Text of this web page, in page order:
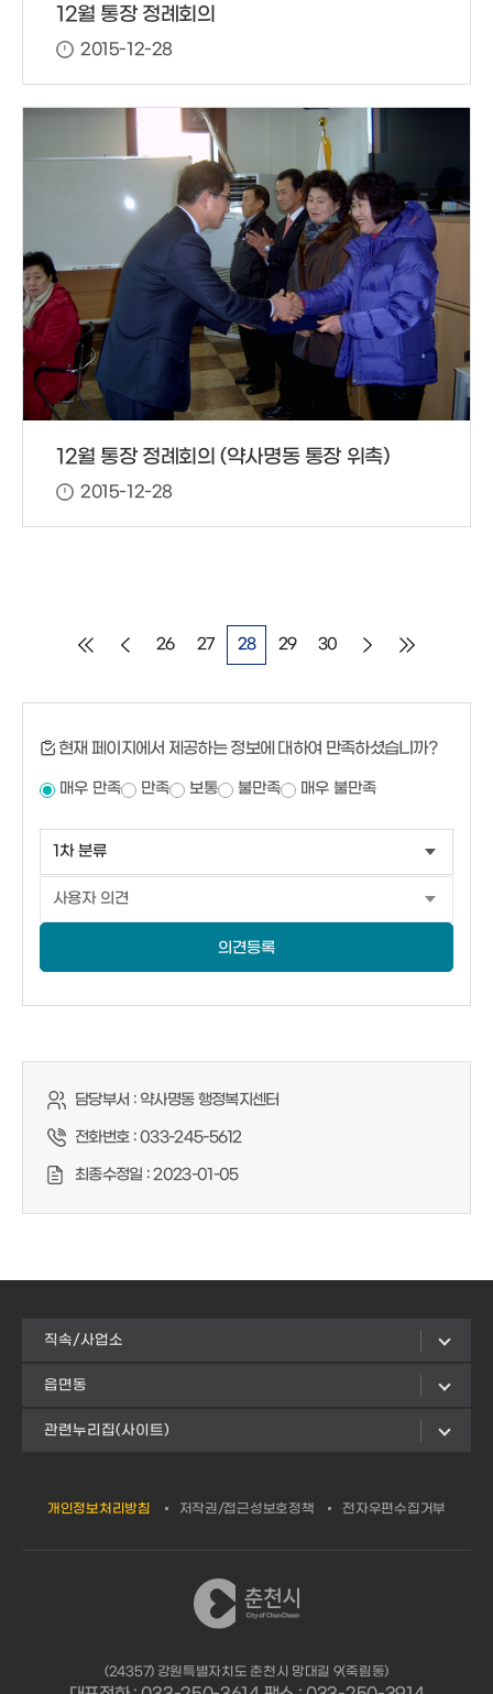
12월 통장 정례회의
2015-12-28
12월 통장 정례회의 (약사명동 통장 위촉)
2015-12-28
26 27 28 29 30
현재 페이지에서 제공하는 정보에 대하여 만족하셨습니까?
매우 만족 만족 보통 불만족 매우 불만족
의견등록
담당부서 :약사명동 행정복지센터
전화번호 :033-245-5612
최종수정일 :2023-01-05
직속/사업소
읍면동
관련누리집(사이트)
개인정보처리방침 저작권/접근성보호정책 전자우편수집거부
(24357) 강원특별자치도 춘천시 망대길 9(죽림동)